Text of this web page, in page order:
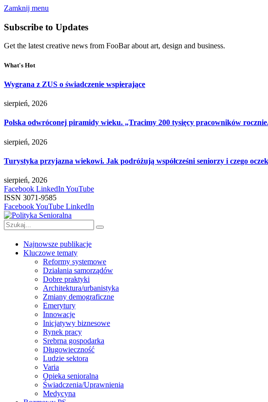
Zamknij menu
Subscribe to Updates
Get the latest creative news from FooBar about art, design and business.
What's Hot
Wygrana z ZUS o świadczenie wspierające
sierpień, 2026
Polska odwróconej piramidy wieku. „Tracimy 200 tysięcy pracowników
sierpień, 2026
Turystyka przyjazna wiekowi. Jak podróżują współcześni seniorzy i czego
sierpień, 2026
Facebook LinkedIn YouTube
ISSN 3071-9585
FacebookYouTube LinkedIn
Najnowsze publikacje
Kluczowe tematy
Reformy systemowe
Działania samorządów
Dobre praktyki
Architektura/urbanistyka
Zmiany demograficzne
Emerytury
Innowacje
Inicjatywy biznesowe
Rynek pracy
Srebrna gospodarka
Długowieczność
Ludzie sektora
Varia
Opieka senioralna
Świadczenia/Uprawnienia
Medycyna